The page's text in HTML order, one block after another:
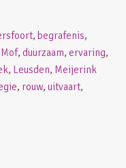
, begrafenis,
, duurzaam, ervaring,
, Leusden, Meijerink
, rouw, uitvaart,